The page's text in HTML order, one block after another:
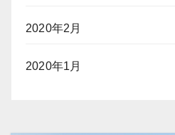
2020年2月
2020年1月